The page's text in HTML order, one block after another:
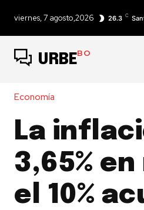
viernes, 7 agosto,2026 26.3 C
URBEBO
Economía
La
3,65%
el 10%